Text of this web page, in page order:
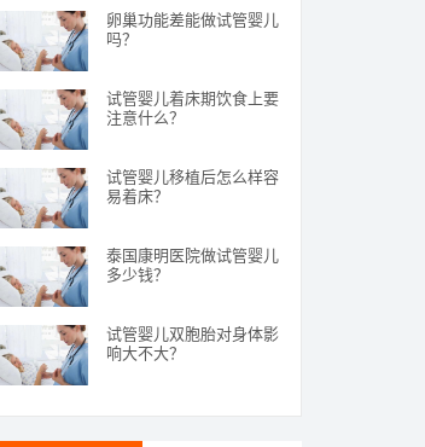
卵巢功能差能做试管婴儿
吗？
试管婴儿着床期饮食上要
注意什么？
试管婴儿移植后怎么样容
易着床？
泰国康明医院做试管婴儿
多少钱？
试管婴儿双胞胎对身体影
响大不大？